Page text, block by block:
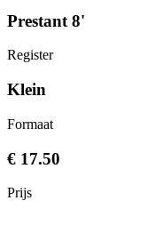
Prestant 8'
Register
Klein
Formaat
€ 17.50
Prijs